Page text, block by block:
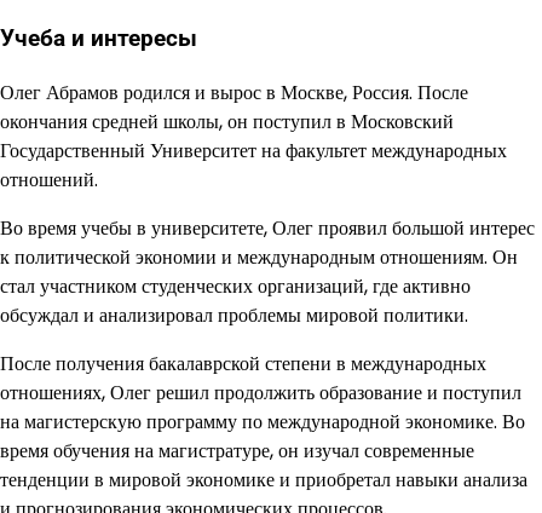
Учеба и интересы
Олег Абрамов родился и вырос в Москве, Россия. После
окончания средней школы, он поступил в Московский
Государственный Университет на факультет международных
отношений.
Во время учебы в университете, Олег проявил большой интерес
к политической экономии и международным отношениям. Он
стал участником студенческих организаций, где активно
обсуждал и анализировал проблемы мировой политики.
После получения бакалаврской степени в международных
отношениях, Олег решил продолжить образование и поступил
на магистерскую программу по международной экономике. Во
время обучения на магистратуре, он изучал современные
тенденции в мировой экономике и приобретал навыки анализа